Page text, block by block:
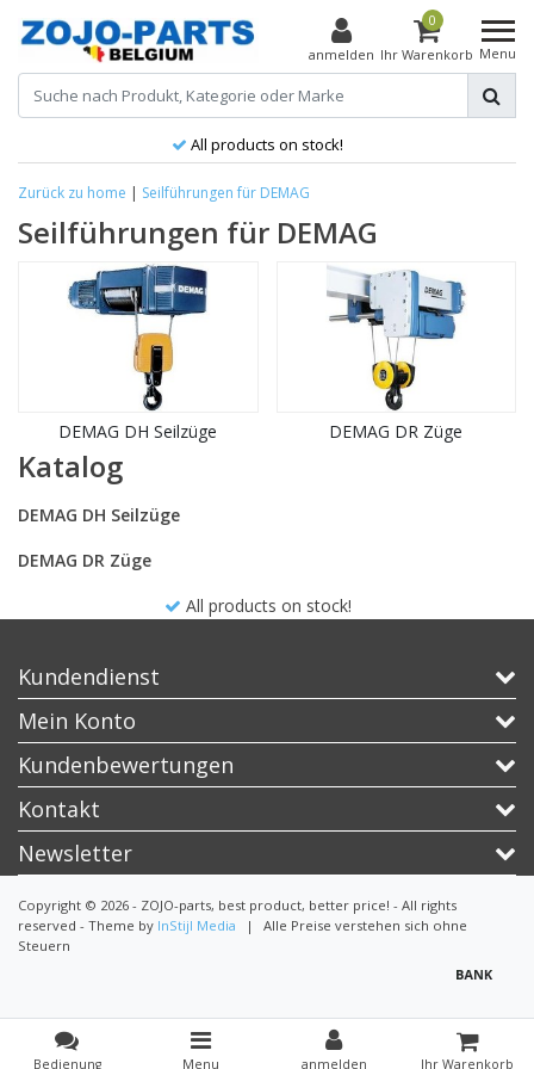
anmelden
0
Ihr Warenkorb Menu
All products on stock!
Zurück zu home | Seilführungen für DEMAG
Seilführungen für DEMAG
DEMAG DH Seilzüge DEMAG DR Züge
Katalog
DEMAG DH Seilzüge
DEMAG DR Züge
All products on stock!
Kundendienst
Mein Konto
Kundenbewertungen
Kontakt
Newsletter
Copyright © 2026 - ZOJO-parts, best product, better price! - All rights
reserved - Theme by InStijl Media |
Alle Preise verstehen sich ohne
Steuern
Bedienung Menu anmelden Ihr Warenkorb